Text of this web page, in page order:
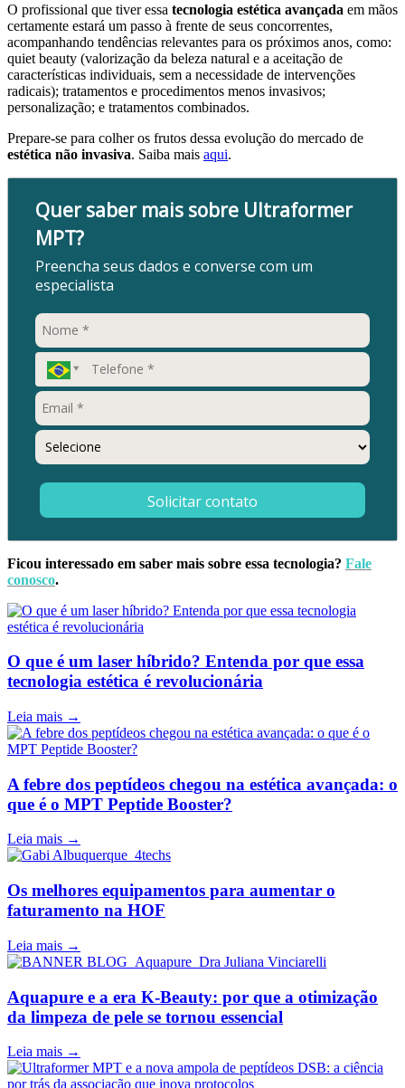
O profissional que tiver essa tecnologia estética avançada em mãos
certamente estará um passo à frente de seus concorrentes,
acompanhando tendências relevantes para os próximos anos, como:
quiet beauty (valorização da beleza natural e a aceitação de
características individuais, sem a necessidade de intervenções
radicais); tratamentos e procedimentos menos invasivos;
personalização; e tratamentos combinados.
Prepare-se para colher os frutos dessa evolução do mercado de
estética não invasiva. Saiba mais aqui.
Quer saber mais sobre Ultraformer
MPT?
Preencha seus dados e converse com um
especialista
Buscar
país
Solicitar contato
Ficou interessado em saber mais sobre essa tecnologia? Fale
conosco.
O que é um laser híbrido? Entenda por que essa
tecnologia estética é revolucionária
Leia mais →
A febre dos peptídeos chegou na estética avançada: o
que é o MPT Peptide Booster?
Leia mais →
Os melhores equipamentos para aumentar o
faturamento na HOF
Leia mais →
Aquapure e a era K-Beauty: por que a otimização
da limpeza de pele se tornou essencial
Leia mais →